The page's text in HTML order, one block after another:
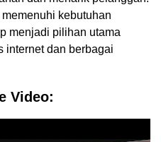
kebutuhan
menjadi pilihan utama
internet dan berbagai
Video: